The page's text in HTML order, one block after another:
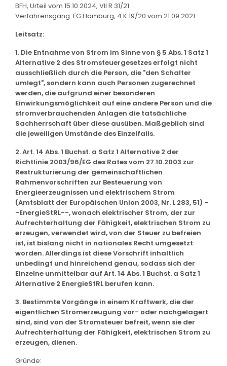
BFH, Urteil vom 15.10.2024, VII R 31/21
Verfahrensgang: FG Hamburg, 4 K 19/20 vom 21.09.2021
Leitsatz:
1. Die Entnahme von Strom im Sinne von § 5 Abs. 1 Satz 1
Alternative 2 des Stromsteuergesetzes erfolgt nicht
ausschließlich durch die Person, die "den Schalter
umlegt", sondern kann auch Personen zugerechnet
werden, die aufgrund einer besonderen
Einwirkungsmöglichkeit auf eine andere Person und die
stromverbrauchenden Anlagen die tatsächliche
Sachherrschaft über diese ausüben. Maßgeblich sind
die jeweiligen Umstände des Einzelfalls.
2. Art. 14 Abs. 1 Buchst. a Satz 1 Alternative 2 der
Richtlinie 2003/96/EG des Rates vom 27.10.2003 zur
Restrukturierung der gemeinschaftlichen
Rahmenvorschriften zur Besteuerung von
Energieerzeugnissen und elektrischem Strom
(Amtsblatt der Europäischen Union 2003, Nr. L 283, 51) -
-EnergieStRL--, wonach elektrischer Strom, der zur
Aufrechterhaltung der Fähigkeit, elektrischen Strom zu
erzeugen, verwendet wird, von der Steuer zu befreien
ist, ist bislang nicht in nationales Recht umgesetzt
worden. Allerdings ist diese Vorschrift inhaltlich
unbedingt und hinreichend genau, sodass sich der
Einzelne unmittelbar auf Art. 14 Abs. 1 Buchst. a Satz 1
Alternative 2 EnergieStRL berufen kann.
3. Bestimmte Vorgänge in einem Kraftwerk, die der
eigentlichen Stromerzeugung vor- oder nachgelagert
sind, sind von der Stromsteuer befreit, wenn sie der
Aufrechterhaltung der Fähigkeit, elektrischen Strom zu
erzeugen, dienen.
Gründe: